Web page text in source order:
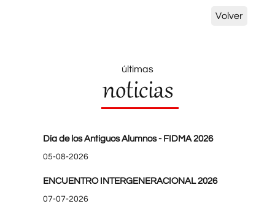
Volver
últimas
noticias
Día de los Antiguos Alumnos - FIDMA 2026
05-08-2026
ENCUENTRO INTERGENERACIONAL 2026
07-07-2026